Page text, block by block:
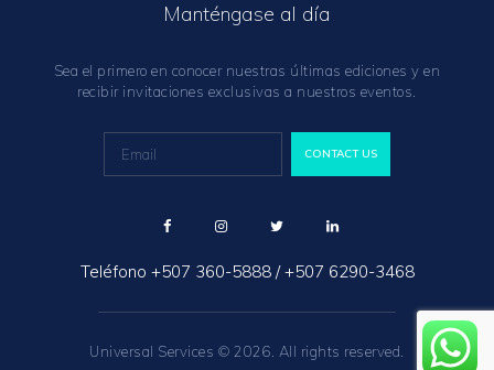
Manténgase al día
Sea el primero en conocer nuestras últimas ediciones y en
recibir invitaciones exclusivas a nuestros eventos.
Teléfono +507 360-5888/+507 6290-3468
Universal Services © 2026. All rights reserved.